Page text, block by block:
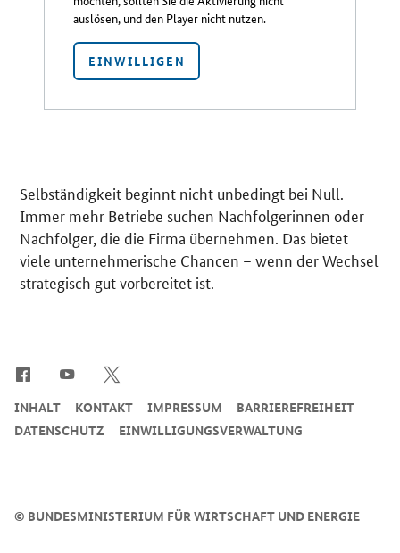
auslösen, und den Player nicht nutzen.
EINWILLIGEN
Selbständigkeit beginnt nicht unbedingt bei Null.
Immer mehr Betriebe suchen Nachfolgerinnen oder
Nachfolger, die die Firma übernehmen. Das bietet
viele unternehmerische Chancen – wenn der Wechsel
strategisch gut vorbereitet ist.
© BUNDESMINISTERIUM FÜR WIRTSCHAFT UND ENERGIE
INHALT KONTAKT IMPRESSUM
BARRIEREFREIHEIT
DATENSCHUTZ
EINWILLIGUNGSVERWALTUNG